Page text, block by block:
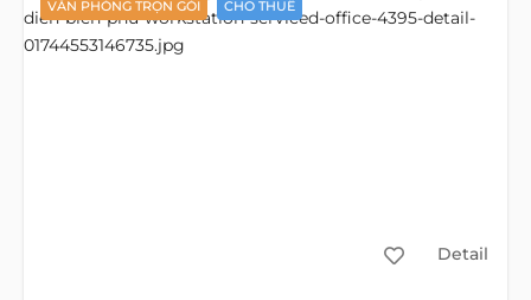
VĂN PHÒNG TRỌN GÓI CHO THUÊ
Detail